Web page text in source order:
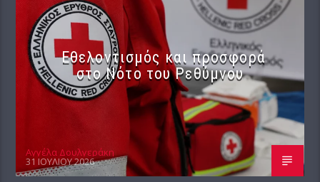
Εθελοντισμός και προσφορά
στο Νότο του Ρεθύμνου
Αγγέλα Δουλγεράκη
31 ΙΟΥΛΊΟΥ 2026